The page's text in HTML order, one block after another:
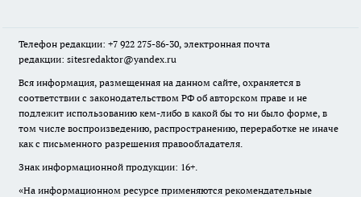
Телефон редакции: +7 922 275-86-30, электронная почта
редакции: sitesredaktor@yandex.ru
Вся информация, размещенная на данном сайте, охраняется в
соответствии с законодательством РФ об авторском праве и не
подлежит использованию кем-либо в какой бы то ни было форме, в
том числе воспроизведению, распространению, переработке не иначе
как с письменного разрешения правообладателя.
Знак информационной продукции: 16+.
«На информационном ресурсе применяются рекомендательные